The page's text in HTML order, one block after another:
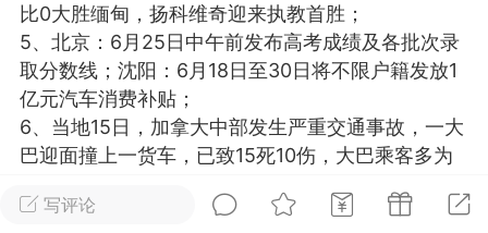
爆款平台 Lv.8 靓号
加盟商
26 23:18
电脑端 美业资讯
闪充小白罐
本/双效闪充，养出紧致小白脸！一、项
充小白罐 = 闪充大白肌（仪器）× 草本
产品）×极光嫩肤啫喱（产品）这是一套
护...写评论
比0大胜缅甸，扬科维奇迎来执教首胜；
5、北京：6月25日中午前发布高考成绩及各批次录
取分数线；沈阳：6月18日至30日将不限户籍发放1
亿元汽车消费补贴；
6、当地15日，加拿大中部发生严重交通事故，一大
巴迎面撞上一货车，已致15死10伤，大巴乘客多为
7、韩方考察团长：”福岛核处理水放射物质浓度超